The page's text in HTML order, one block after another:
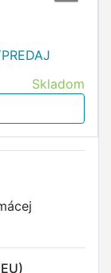
Skladom